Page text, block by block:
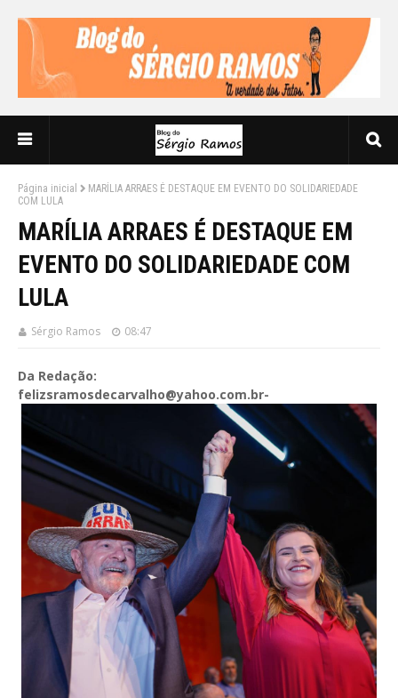
Página inicial
MARÍLIA ARRAES É DESTAQUE EM EVENTO DO SOLIDARIEDADE
COM LULA
MARÍLIA ARRAES É DESTAQUE EM
EVENTO DO SOLIDARIEDADE COM
LULA
Sérgio Ramos 08:47
Da Redação:
felizsramosdecarvalho@yahoo.com.br-